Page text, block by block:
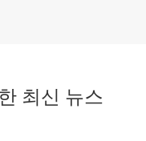
최신 뉴스